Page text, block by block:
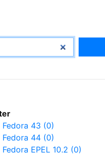
Fedora 43 (0)
Fedora 44 (0)
Fedora EPEL 10.2 (0)